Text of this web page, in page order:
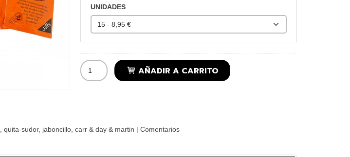
UNIDADES
AÑADIR A CARRITO
quita-sudor jaboncillo carr & day & martin | Comentarios